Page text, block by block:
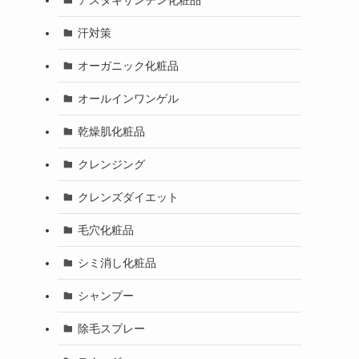
汗対策
オーガニック化粧品
オールインワンゲル
乾燥肌化粧品
クレンジング
クレンズダイエット
毛穴化粧品
シミ消し化粧品
シャンプー
除毛スプレー